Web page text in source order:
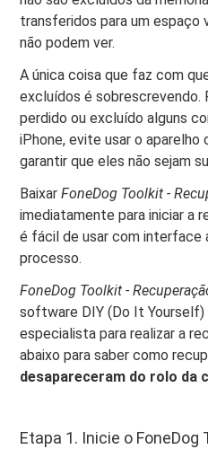
transferidos para um espaço
não podem ver.
A única coisa que faz com
excluídos é
perdido ou excluído alguns
iPhone, evite usar o aparelho
garantir que eles não sejam
BaixarFoneDog Toolkit -
imediatamente para iniciar a
é fácil de usar com interface
processo.
FoneDog Toolkit -
software DIY (Do It Yourself)
especialista para realizar a
abaixo para saber como
desapareceram do rolo da
Etapa 1. Inicie o